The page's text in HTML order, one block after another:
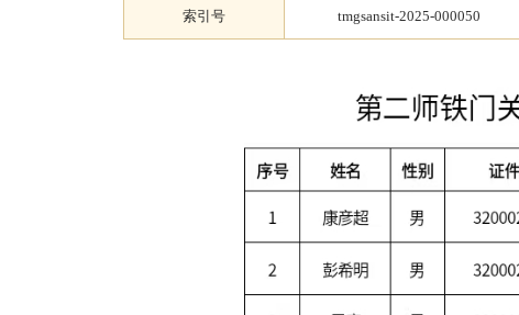
索引号 tmgsansit-2025-000050